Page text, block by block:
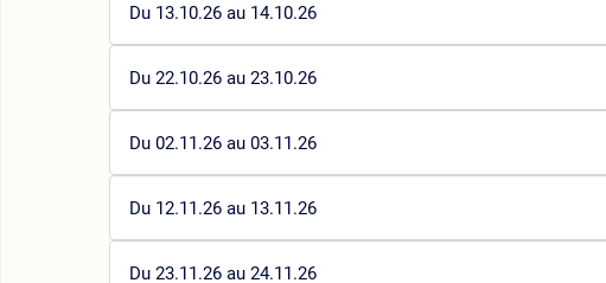
Du 13.10.26 au 14.10.26
Du 22.10.26 au 23.10.26
Du 02.11.26 au 03.11.26
Du 12.11.26 au 13.11.26
Du 23.11.26 au 24.11.26